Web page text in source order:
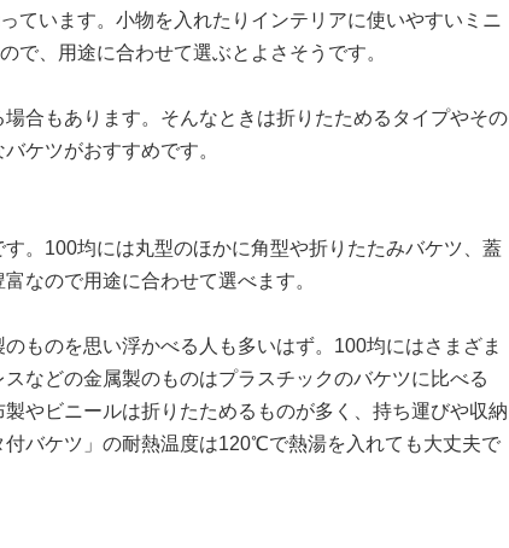
ています。小物を入れたりインテリアに使いやすいミニ
で、用途に合わせて選ぶとよさそうです。
合もあります。そんなときは折りたためるタイプやその
ケツがおすすめです。
。100均には丸型のほかに角型や折りたたみバケツ、蓋
なので用途に合わせて選べます。
ものを思い浮かべる人も多いはず。100均にはさまざま
などの金属製のものはプラスチックのバケツに比べる
やビニールは折りたためるものが多く、持ち運びや収納
バケツ」の耐熱温度は120℃で熱湯を入れても大丈夫で